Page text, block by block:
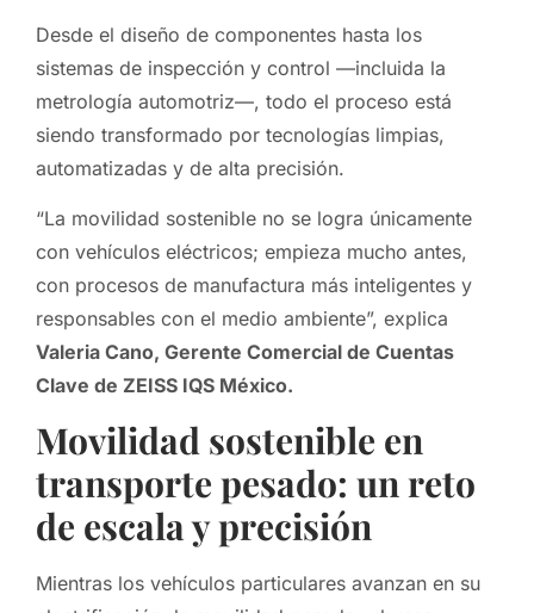
Desde el diseño de componentes hasta los
sistemas de inspección y control —incluida la
metrología automotriz—, todo el proceso está
siendo transformado por tecnologías limpias,
automatizadas y de alta precisión.
“La movilidad sostenible no se logra únicamente
con vehículos eléctricos; empieza mucho antes,
con procesos de manufactura más inteligentes y
responsables con el medio ambiente”, explica
Valeria Cano, Gerente Comercial de Cuentas
Clave de ZEISS IQS México.
Movilidad sostenible en
transporte pesado: un reto
de escala y precisión
Mientras los vehículos particulares avanzan en su